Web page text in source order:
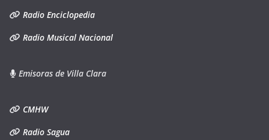
Radio Enciclopedia
Radio Musical Nacional
Emisoras de Villa Clara
CMHW
Radio Sagua